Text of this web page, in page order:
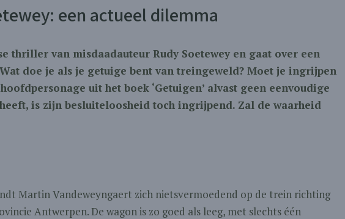
een actueel dilemma
thriller van misdaadauteur Rudy Soetewey en gaat over een
doe je als je getuige bent van treingeweld? Moet je ingrijpen
uit het boek ‘Getuigen’ alvast geen eenvoudige
is zijn besluiteloosheid toch ingrijpend. Zal de waarheid
Martin Vandeweyngaert zich nietsvermoedend op de trein richting
Antwerpen. De wagon is zo goed als leeg, met slechts één